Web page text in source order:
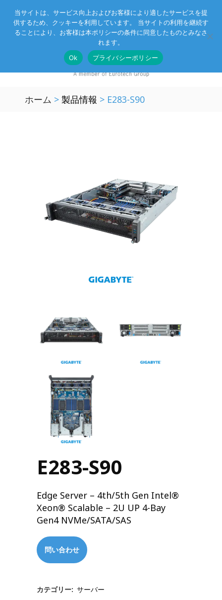
Eurotechグループ お客様サポート お問い合わせ
ホーム > 製品情報 > E283-S90
E283-S90
Edge Server – 4th/5th Gen Intel®
Xeon® Scalable – 2U UP 4-Bay
Gen4 NVMe/SATA/SAS
問い合わせ
カテゴリー: サーバー
当サイトは、サービス向上およびお客様により適したサービスを提
供するため、クッキーを利用しています。 当サイトの利用を継続す
ることにより、お客様は本ポリシーの条件に同意したものとみなさ
れます。
Ok
プライバシーポリシー